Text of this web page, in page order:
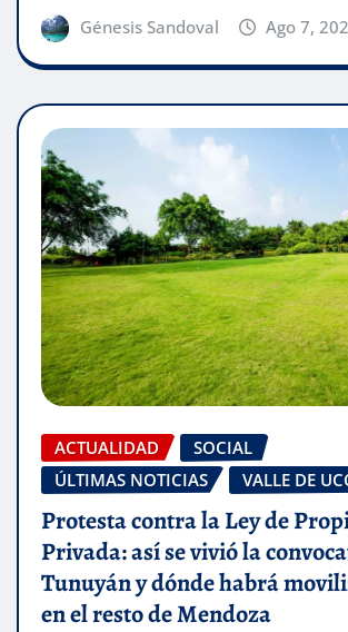
Génesis Sandoval Ago 7,
ACTUALIDAD
SOCIAL
ÚLTIMAS NOTICIAS
VALLE DE
Protesta contra la Ley de
Privada: así se vivió la
Tunuyán y dónde habrá
en el resto de Mendoza